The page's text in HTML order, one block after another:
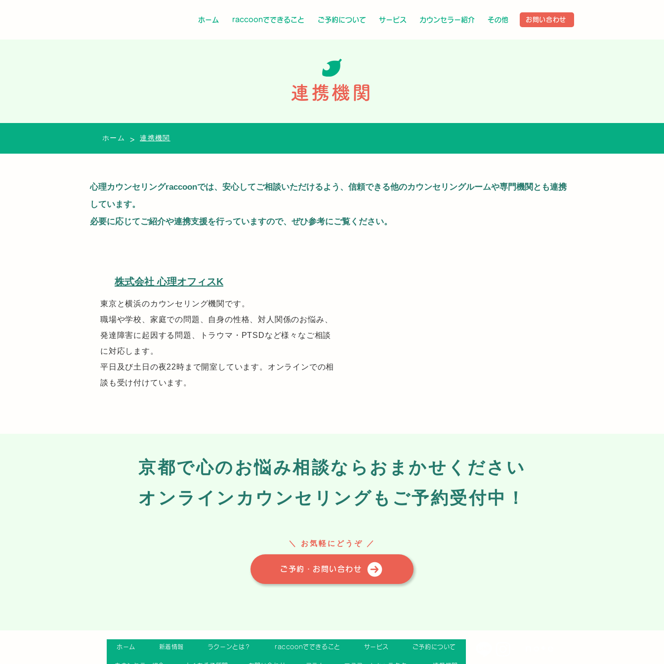
ホーム raccoonでできること ご予約について サービス カウンセラー紹介 その他 お問い合わせ
連携機関
ホーム > 連携機関
心理カウンセリングraccoonでは、安心してご相談いただけるよう、信頼できる他のカウンセリングルームや専門機関とも連携
しています。
必要に応じてご紹介や連携支援を行っていますので、ぜひ参考にご覧ください。
株式会社 心理オフィスK
東京と横浜のカウンセリング機関です。
職場や学校、家庭での問題、自身の性格、対人関係のお悩み、
発達障害に起因する問題、トラウマ・PTSDなど様々なご相談
に対応します。
平日及び土日の夜22時まで開室しています。オンラインでの相
談も受け付けています。
​京都で心のお悩み相談ならおまかせください
オンラインカウンセリングもご予約受付中！
＼ お気軽にどうぞ ／
ご予約・お問い合わせ
ホーム 新着情報 ラクーンとは？ raccoonでできること サービス ご予約について